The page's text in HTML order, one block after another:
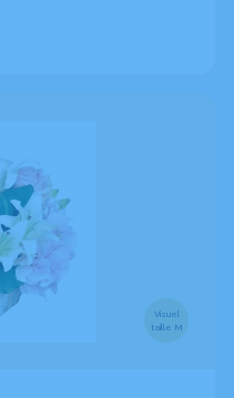
Visuel
taille M